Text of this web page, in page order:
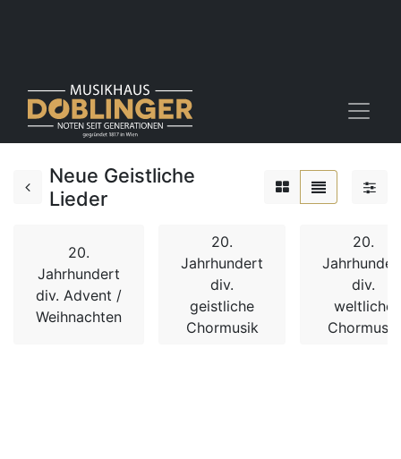
Neue Geistliche
Lieder
20.
Jahrhundert
div. Advent /
Weihnachten
20.
Jahrhundert
div.
geistliche
Chormusik
20.
div.
weltliche
Chormusik